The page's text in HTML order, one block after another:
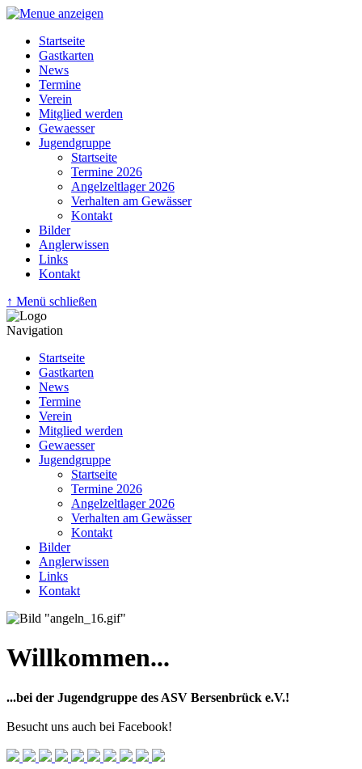
Startseite
Gastkarten
News
Termine
Verein
Mitglied werden
Gewaesser
Jugendgruppe
Startseite
Termine 2026
Angelzeltlager 2026
Verhalten am Gewässer
Kontakt
Bilder
Anglerwissen
Links
Kontakt
↑ Menü schließen
Navigation
Startseite
Gastkarten
News
Termine
Verein
Mitglied werden
Gewaesser
Jugendgruppe
Startseite
Termine 2026
Angelzeltlager 2026
Verhalten am Gewässer
Kontakt
Bilder
Anglerwissen
Links
Kontakt
Willkommen...
...bei der Jugendgruppe des ASV Bersenbrück e.V.!
Besucht uns auch bei Facebook!